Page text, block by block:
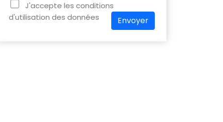
J'accepte les conditions
d'utilisation des données
Envoyer